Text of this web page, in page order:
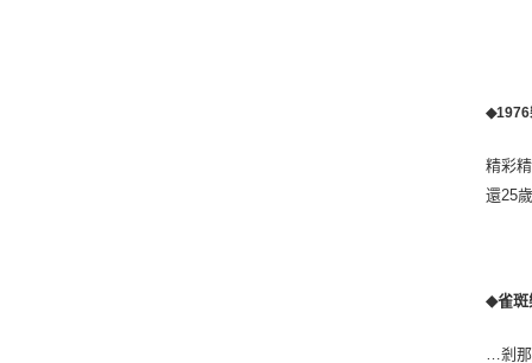
◆1976
精彩
還25
◆雀斑
…剎